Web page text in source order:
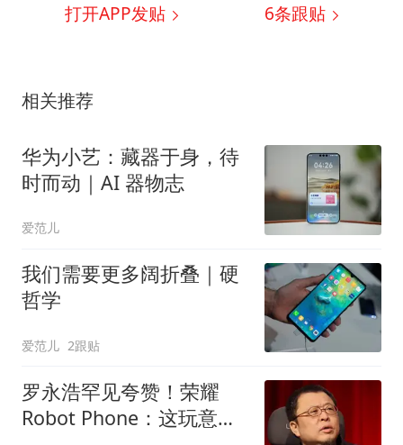
打开APP发贴 6条跟贴
相关推荐
华为小艺：藏器于身，待
时而动｜AI 器物志
爱范儿
我们需要更多阔折叠｜硬
哲学
爱范儿 2跟贴
罗永浩罕见夸赞！荣耀
Robot Phone：这玩意儿